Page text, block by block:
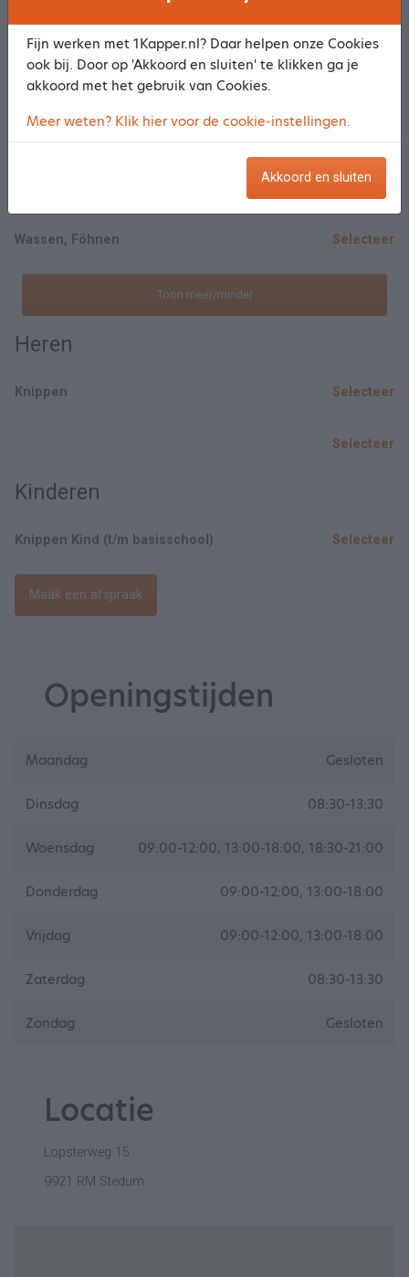
Wassen, Knippen, Drogen
Wassen, Föhnen Selecteer
Toon meer/minder
Heren
Knippen Selecteer
Selecteer
Kinderen
Knippen Kind (t/m basisschool) Selecteer
Maak een afspraak
Openingstijden
Maandag Gesloten
Dinsdag 08:30-13:30
Woensdag 09:00-12:00, 13:00-18:00, 18:30-21:00
Donderdag 09:00-12:00, 13:00-18:00
Vrijdag 09:00-12:00, 13:00-18:00
Zaterdag 08:30-13:30
Zondag Gesloten
Locatie
Lopsterweg 15
9921 RM Stedum
Fijn werken met 1Kapper.nl? Daar helpen onze Cookies
ook bij. Door op 'Akkoord en sluiten' te klikken ga je
akkoord met het gebruik van Cookies.
Meer weten? Klik hier voor de cookie-instellingen.
Akkoord en sluiten